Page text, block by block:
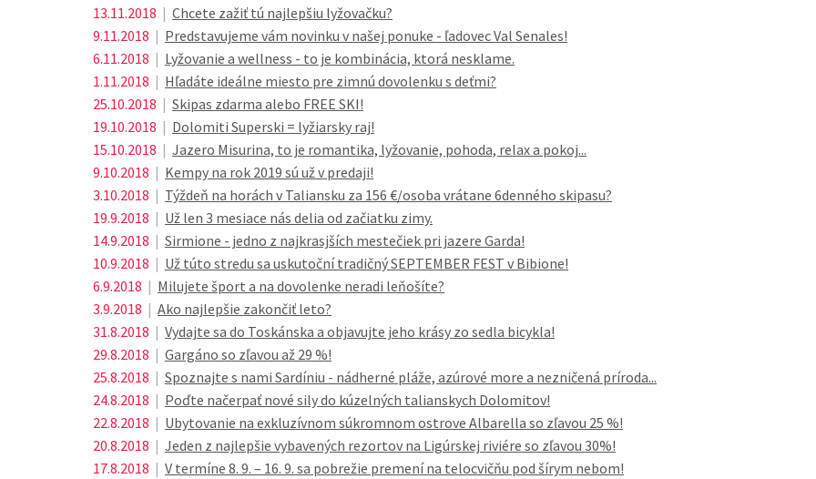
13.11.2018 | Chcete zažiť tú najlepšiu lyžovačku?
9.11.2018 | Predstavujeme vám novinku v našej ponuke - ľadovec Val Senales!
6.11.2018 | Lyžovanie a wellness - to je kombinácia, ktorá nesklame.
1.11.2018 | Hľadáte ideálne miesto pre zimnú dovolenku s deťmi?
25.10.2018 | Skipas zdarma alebo FREE SKI!
19.10.2018 | Dolomiti Superski = lyžiarsky raj!
15.10.2018 | Jazero Misurina, to je romantika, lyžovanie, pohoda, relax a pokoj...
9.10.2018 | Kempy na rok 2019 sú už v predaji!
3.10.2018 | Týždeň na horách v Taliansku za 156 €/osoba vrátane 6denného skipasu?
19.9.2018 | Už len 3 mesiace nás delia od začiatku zimy.
14.9.2018 | Sirmione - jedno z najkrasjších mestečiek pri jazere Garda!
10.9.2018 | Už túto stredu sa uskutoční tradičný SEPTEMBER FEST v Bibione!
6.9.2018 | Milujete šport a na dovolenke neradi leňošíte?
3.9.2018 | Ako najlepšie zakončiť leto?
31.8.2018 | Vydajte sa do Toskánska a objavujte jeho krásy zo sedla bicykla!
29.8.2018 | Gargáno so zľavou až 29 %!
25.8.2018 | Spoznajte s nami Sardíniu - nádherné pláže, azúrové more a nezničená príroda...
24.8.2018 | Poďte načerpať nové sily do kúzelných talianskych Dolomitov!
22.8.2018 | Ubytovanie na exkluzívnom súkromnom ostrove Albarella so zľavou 25 %!
20.8.2018 | Jeden z najlepšie vybavených rezortov na Ligúrskej riviére so zľavou 30%!
17.8.2018 | V termíne 8. 9. – 16. 9. sa pobrežie premení na telocvičňu pod šírym nebom!